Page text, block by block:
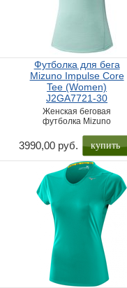
Футболка для бега
Mizuno Impulse Core
Tee (Women)
J2GA7721-30
Женская беговая
футболка Mizuno
3990,00 руб. купить